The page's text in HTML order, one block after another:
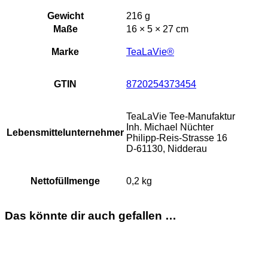
Gewicht
216 g
Maße
16 × 5 × 27 cm
Marke TeaLaVie®
GTIN 8720254373454
Lebensmittelunternehmer
TeaLaVie Tee-Manufaktur
Inh. Michael Nüchter
Philipp-Reis-Strasse 16
D-61130, Nidderau
Nettofüllmenge 0,2 kg
Das könnte dir auch gefallen …